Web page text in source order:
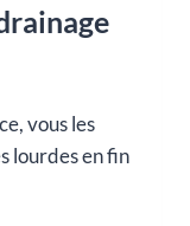
vous les
lourdes en fin